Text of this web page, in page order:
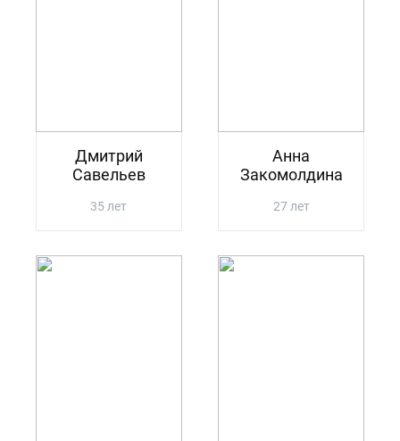
Дмитрий
Савельев
35 лет
Анна
Закомолдина
27 лет